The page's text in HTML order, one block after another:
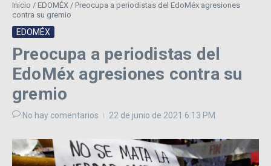
Inicio / EDOMÉX / Preocupa a periodistas del EdoMéx agresiones
contra su gremio
EDOMÉX
Preocupa a periodistas del
EdoMéx agresiones contra su
gremio
No hay comentarios 22 de junio de 2021 6:13 PM